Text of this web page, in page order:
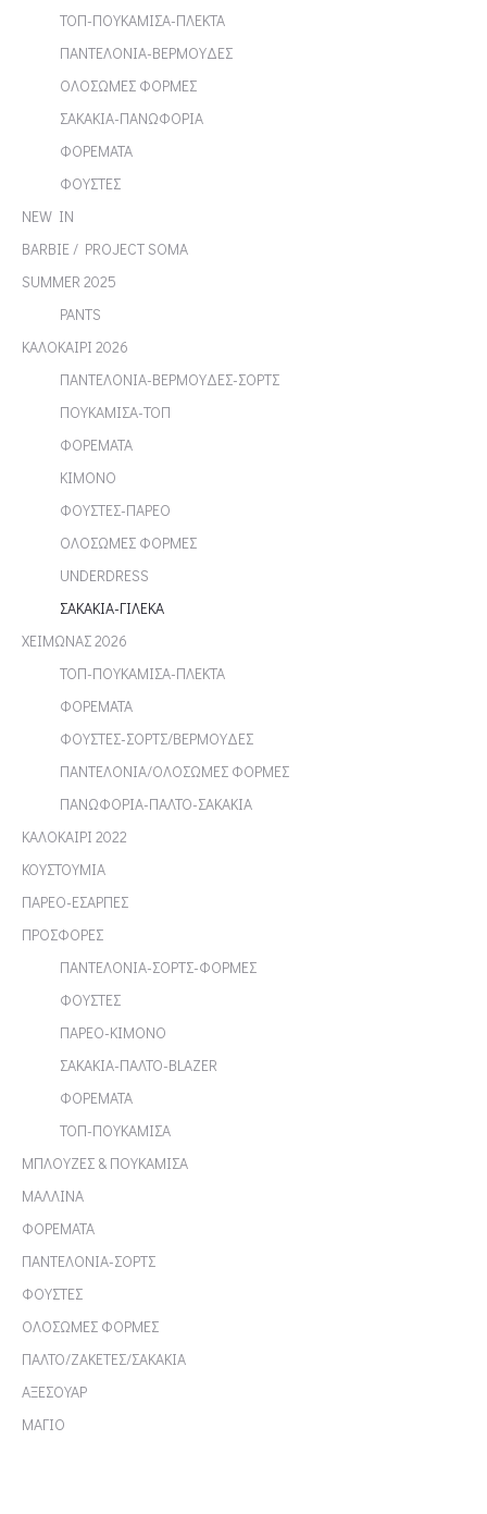
ΤΟΠ-ΠΟΥΚΑΜΙΣΑ-ΠΛΕΚΤΑ
ΠΑΝΤΕΛΟΝΙΑ-ΒΕΡΜΟΥΔΕΣ
ΟΛΟΣΩΜΕΣ ΦΟΡΜΕΣ
ΣΑΚΑΚΙΑ-ΠΑΝΩΦΟΡΙΑ
ΦΟΡΕΜΑΤΑ
ΦΟΥΣΤΕΣ
NEW IN
BARBIE / PROJECT SOMA
SUMMER 2025
PANTS
ΚΑΛΟΚΑΙΡΙ 2026
ΠΑΝΤΕΛΟΝΙΑ-ΒΕΡΜΟΥΔΕΣ-ΣΟΡΤΣ
ΠΟΥΚΑΜΙΣΑ-ΤΟΠ
ΦΟΡΕΜΑΤΑ
ΚΙΜΟΝΟ
ΦΟΥΣΤΕΣ-ΠΑΡΕΟ
ΟΛΟΣΩΜΕΣ ΦΟΡΜΕΣ
UNDERDRESS
ΣΑΚΑΚΙΑ-ΓΙΛΕΚΑ
ΧΕΙΜΩΝΑΣ 2026
ΤΟΠ-ΠΟΥΚΑΜΙΣΑ-ΠΛΕΚΤΑ
ΦΟΡΕΜΑΤΑ
ΦΟΥΣΤΕΣ-ΣΟΡΤΣ/ΒΕΡΜΟΥΔΕΣ
ΠΑΝΤΕΛΟΝΙΑ/ΟΛΟΣΩΜΕΣ ΦΟΡΜΕΣ
ΠΑΝΩΦΟΡΙΑ-ΠΑΛΤΟ-ΣΑΚΑΚΙΑ
ΚΑΛΟΚΑΙΡΙ 2022
ΚΟΥΣΤΟΥΜΙΑ
ΠΑΡΕΟ-ΕΣΑΡΠΕΣ
ΠΡΟΣΦΟΡΕΣ
ΠΑΝΤΕΛΟΝΙΑ-ΣΟΡΤΣ-ΦΟΡΜΕΣ
ΦΟΥΣΤΕΣ
ΠΑΡΕΟ-ΚΙΜΟΝΟ
ΣΑΚΑΚΙΑ-ΠΑΛΤΟ-BLAZER
ΦΟΡΕΜΑΤΑ
ΤΟΠ-ΠΟΥΚΑΜΙΣΑ
ΜΠΛΟΥΖΕΣ & ΠΟΥΚΑΜΙΣΑ
ΜΑΛΛΙΝΑ
ΦΟΡΕΜΑΤΑ
ΠΑΝΤΕΛΟΝΙΑ-ΣΟΡΤΣ
ΦΟΥΣΤΕΣ
ΟΛΟΣΩΜΕΣ ΦΟΡΜΕΣ
ΠΑΛΤΟ/ΖΑΚΕΤΕΣ/ΣΑΚΑΚΙΑ
ΑΞΕΣΟΥΑΡ
ΜΑΓΙΟ